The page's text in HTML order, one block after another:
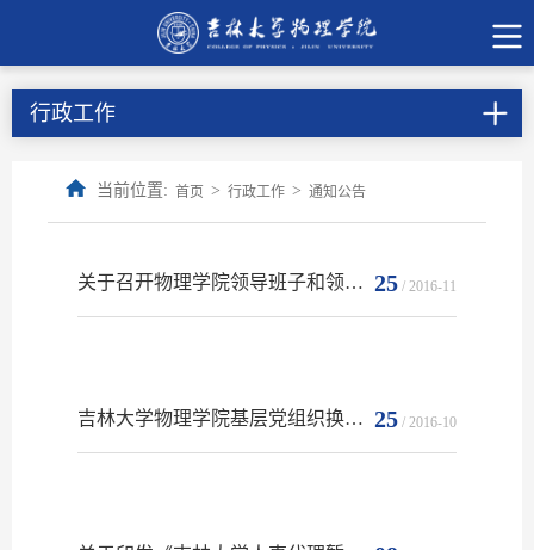
行政工作
当前位置: 首页 > 行政工作 > 通知公告
25 / 2016-11
关于召开物理学院领导班子和领导干部任期考核述职测评及行政班子民主推荐会的通知
25 / 2016-10
吉林大学物理学院基层党组织换届结果公示